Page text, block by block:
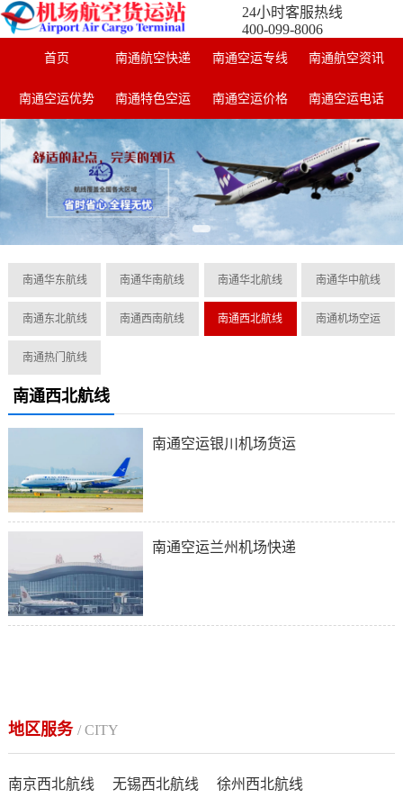
24小时客服热线
400-099-8006
首页 南通航空快递 南通空运专线 南通航空资讯
南通空运优势 南通特色空运 南通空运价格 南通空运电话
南通华东航线 南通华南航线 南通华北航线 南通华中航线
南通东北航线 南通西南航线 南通西北航线 南通机场空运
南通热门航线
南通西北航线
南通空运银川机场货运
南通空运兰州机场快递
地区服务 / CITY
南京西北航线 无锡西北航线 徐州西北航线